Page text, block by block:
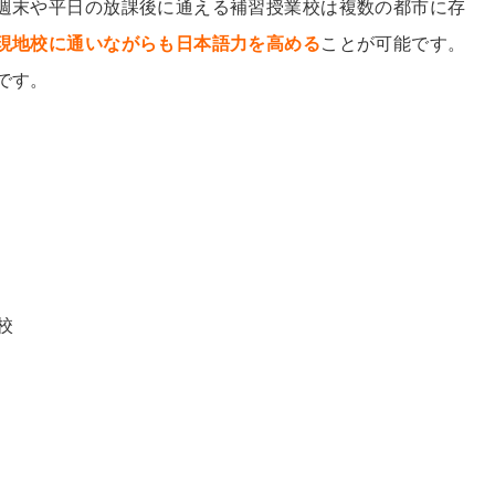
や平日の放課後に通える補習授業校は複数の都市に存
地校に通いながらも日本語力を高めることが可能です。
。